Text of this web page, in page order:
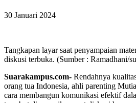
30 Januari 2024
Tangkapan layar saat penyampaian
diskusi terbuka. (Sumber : Ramadhani/
Suarakampus.com- Rendahnya
orang tua Indonesia, ahli parenting
cara membangun komunikasi efektif